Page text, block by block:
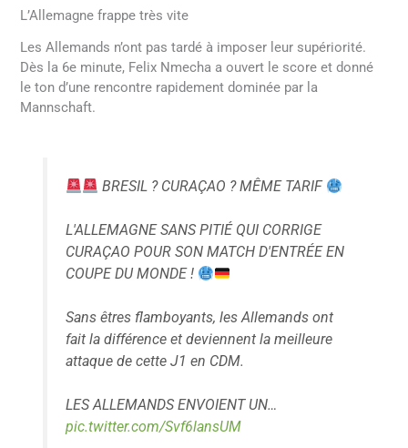
L’Allemagne frappe très vite
Les Allemands n’ont pas tardé à imposer leur supériorité.
Dès la 6e minute, Felix Nmecha a ouvert le score et donné
le ton d’une rencontre rapidement dominée par la
Mannschaft.
BRESIL ? CURAÇAO ? MÊME TARIF
L'ALLEMAGNE SANS PITIÉ QUI CORRIGE
CURAÇAO POUR SON MATCH D'ENTRÉE EN
COUPE DU MONDE !
Sans êtres flamboyants, les Allemands ont
fait la différence et deviennent la meilleure
attaque de cette J1 en CDM.
LES ALLEMANDS ENVOIENT UN…
pic.twitter.com/Svf6lansUM